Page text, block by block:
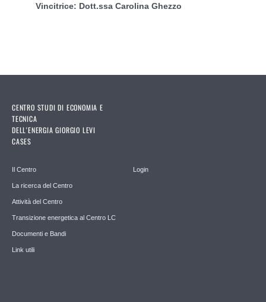
Vincitrice: Dott.ssa Carolina Ghezzo
CENTRO STUDI DI ECONOMIA E
TECNICA
DELL'ENERGIA GIORGIO LEVI
CASES
Il Centro
La ricerca del Centro
Attività del Centro
Transizione energetica al Centro LC
Documenti e Bandi
Link utili
Login